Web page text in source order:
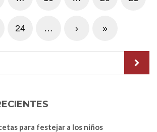
24 … › »
para festejar a los niños